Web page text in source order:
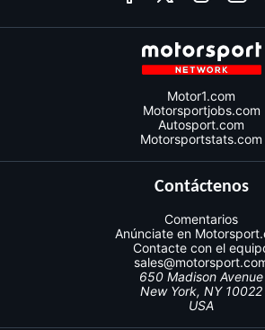
Motor1.com
Motorsportjobs.com
Autosport.com
Motorsportstats.com
Contáctenos
Comentarios
Anúnciate en
Contacte con el
650 Madison Avenue
New York, NY 10022
USA